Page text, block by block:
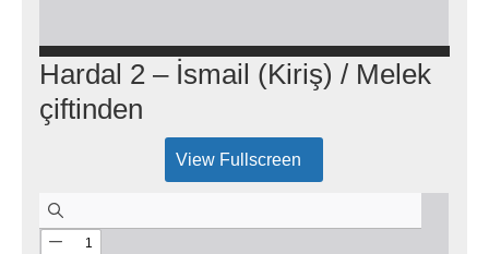
Hardal 2 – İsmail (Kiriş) / Melek
çiftinden
View Fullscreen